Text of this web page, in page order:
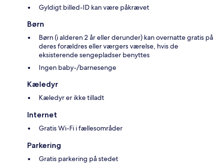
Gyldigt billed-ID kan være påkrævet
Børn
Børn (i alderen 2 år eller derunder) kan overnatte gratis på
deres forældres eller værgers værelse, hvis de
eksisterende sengepladser benyttes
Ingen baby-/barnesenge
Kæledyr
Kæledyr er ikke tilladt
Internet
Gratis Wi-Fi i fællesområder
Parkering
Gratis parkering på stedet